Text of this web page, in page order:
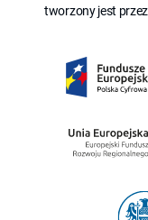
tworzony jest